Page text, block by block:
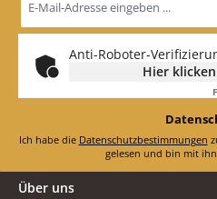
Mail-
Adresse
*
Anti-Roboter-
Hier klicken
Ich habe die Datenschutzbestimmungen
gelesen und bin mit
Über uns